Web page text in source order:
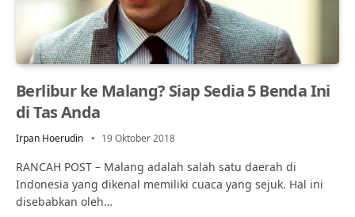
Berlibur ke Malang? Siap Sedia 5 Benda Ini
di Tas Anda
Irpan Hoerudin 19 Oktober 2018
RANCAH POST – Malang adalah salah satu daerah di
Indonesia yang dikenal memiliki cuaca yang sejuk. Hal ini
disebabkan oleh…